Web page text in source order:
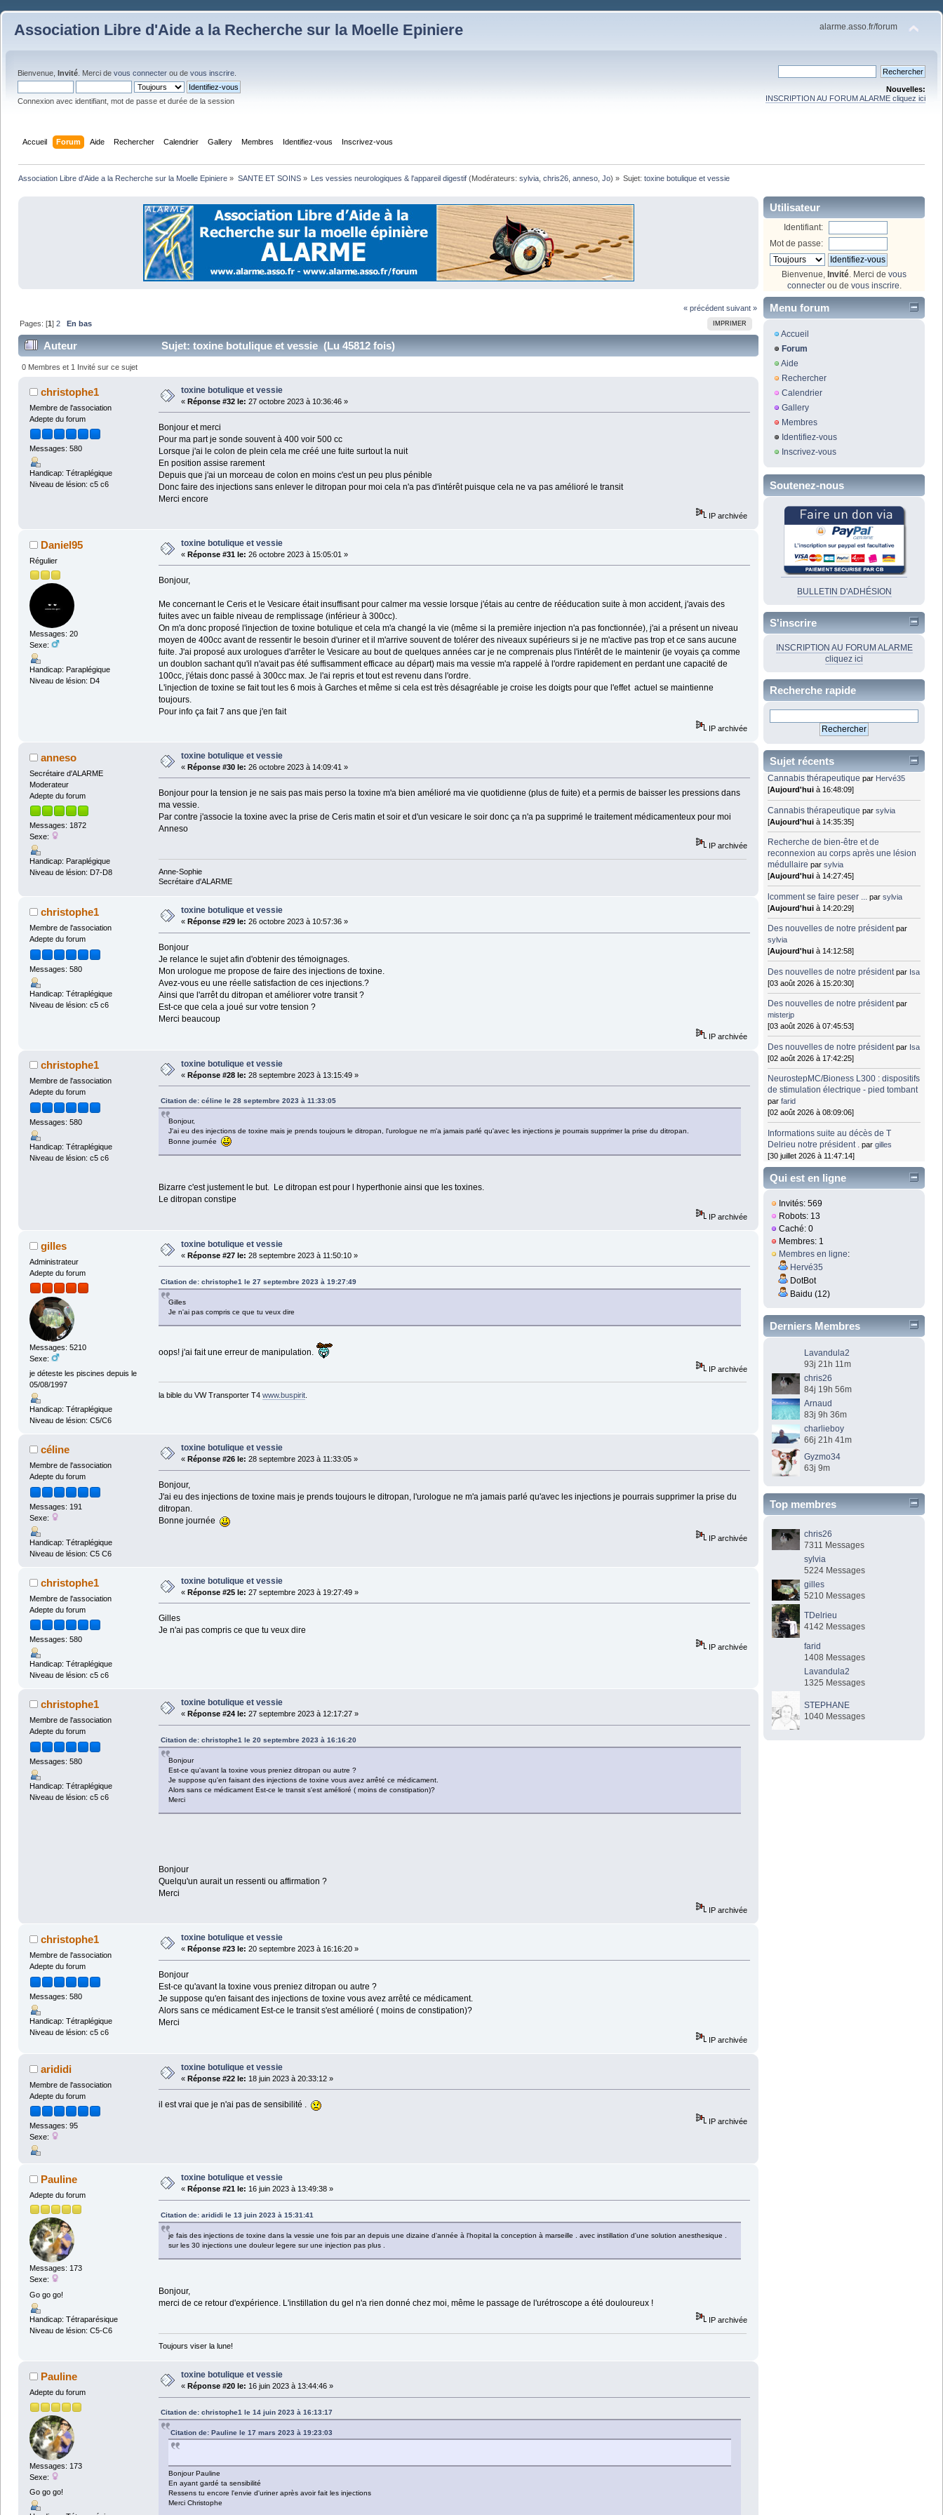
Association Libre d'Aide a la Recherche sur la Moelle Epiniere alarme.asso.fr/forum
Bienvenue, Invité . Merci de vous connecter ou de vous inscrire
Connexion avec identifiant, mot de passe et durée de la session
Nouvelles:
INSCRIPTION AU FORUM ALARME cliquez ici
Accueil Forum Aide Rechercher Calendrier Gallery Membres Identifiez-vous Inscrivez-vous
Association Libre d'Aide a la Recherche sur la Moelle Epiniere » SANTE ET SOINS» Les vessies neurologiques & l'appareil digestif(Modérateurs: sylvia, chris26, anneso, Jo) » Sujet:toxine botulique et vessie
« précédent suivant »
IMPRIMER
Pages: [1]2 En bas
Auteur Sujet: toxine botulique et vessie (Lu 45812 fois)
0 Membres et 1 Invité sur ce sujet
christophe1
Membre de l'association
Adepte du forum
Messages: 580
Handicap: Tétraplégique
Niveau de lésion: c5 c6
toxine botulique et vessie
« Réponse #32 le: 27 octobre 2023 à 10:36:46 »
Bonjour et merci
Pour ma part je sonde souvent à 400 voir 500 cc
Lorsque j'ai le colon de plein cela me créé une fuite surtout la nuit
En position assise rarement
Depuis que j'ai un morceau de colon en moins c'est un peu plus pénible
Donc faire des injections sans enlever le ditropan pour moi cela n'a pas d'intérêt puisque cela ne va pas amélioré le transit
Merci encore
IP archivée
Daniel95
Régulier
Messages: 20
Sexe:
Handicap: Paraplégique
Niveau de lésion: D4
toxine botulique et vessie
« Réponse #31 le: 26 octobre 2023 à 15:05:01 »
Bonjour,
Me concernant le Ceris et le Vesicare était insuffisant pour calmer ma vessie lorsque j'étais au centre de rééducation suite à mon accident, j'avais des
fuites avec un faible niveau de remplissage (inférieur à 300cc).
On m'a donc proposé l'injection de toxine botulique et cela m'a changé la vie (même si la première injection n'a pas fonctionnée), j'ai a présent un niveau
moyen de 400cc avant de ressentir le besoin d'uriner et il m'arrive souvent de tolérer des niveaux supérieurs si je ne m'active pas trop et ce sans aucune
fuite. J'ai proposé aux urologues d'arrêter le Vesicare au bout de quelques années car je ne comprenais plus l'intérêt de le maintenir (je voyais ça comme
un doublon sachant qu'il n'avait pas été suffisamment efficace au départ) mais ma vessie m'a rappelé à l'ordre rapidement en perdant une capacité de
100cc, j'étais donc passé à 300cc max. Je l'ai repris et tout est revenu dans l'ordre.
L'injection de toxine se fait tout les 6 mois à Garches et même si cela est très désagréable je croise les doigts pour que l'effet actuel se maintienne
toujours.
Pour info ça fait 7 ans que j'en fait
IP archivée
anneso
Secrétaire d'ALARME
Moderateur
Adepte du forum
Messages: 1872
Sexe:
Handicap: Paraplégique
Niveau de lésion: D7-D8
toxine botulique et vessie
« Réponse #30 le: 26 octobre 2023 à 14:09:41 »
Bonjour pour la tension je ne sais pas mais perso la toxine m'a bien amélioré ma vie quotidienne (plus de fuite) et a permis de baisser les pressions dans
ma vessie.
Par contre j'associe la toxine avec la prise de Ceris matin et soir et d'un vesicare le soir donc ça n'a pa supprimé le traitement médicamenteux pour moi
Anneso
IP archivée
Anne-Sophie
Secrétaire d'ALARME
christophe1
Membre de l'association
Adepte du forum
Messages: 580
Handicap: Tétraplégique
Niveau de lésion: c5 c6
toxine botulique et vessie
« Réponse #29 le: 26 octobre 2023 à 10:57:36 »
Bonjour
Je relance le sujet afin d'obtenir des témoignages.
Mon urologue me propose de faire des injections de toxine.
Avez-vous eu une réelle satisfaction de ces injections.?
Ainsi que l'arrêt du ditropan et améliorer votre transit ?
Est-ce que cela a joué sur votre tension ?
Merci beaucoup
IP archivée
christophe1
Membre de l'association
Adepte du forum
Messages: 580
Handicap: Tétraplégique
Niveau de lésion: c5 c6
toxine botulique et vessie
« Réponse #28 le: 28 septembre 2023 à 13:15:49 »
Citation de: céline le 28 septembre 2023 à 11:33:05
Bonjour,
J'ai eu des injections de toxine mais je prends toujours le ditropan, l'urologue ne m'a jamais parlé qu'avec les injections je pourrais supprimer la prise du ditropan.
Bonne journée
Bizarre c'est justement le but. Le ditropan est pour l hyperthonie ainsi que les toxines.
Le ditropan constipe
IP archivée
gilles
Administrateur
Adepte du forum
Messages: 5210
Sexe:
je déteste les piscines depuis le
05/08/1997
Handicap: Tétraplégique
Niveau de lésion: C5/C6
toxine botulique et vessie
« Réponse #27 le: 28 septembre 2023 à 11:50:10 »
Citation de: christophe1 le 27 septembre 2023 à 19:27:49
Gilles
Je n'ai pas compris ce que tu veux dire
oops! j'ai fait une erreur de manipulation.
IP archivée
la bible du VW Transporter T4 www.buspirit.
céline
Membre de l'association
Adepte du forum
Messages: 191
Sexe:
Handicap: Tétraplégique
Niveau de lésion: C5 C6
toxine botulique et vessie
« Réponse #26 le: 28 septembre 2023 à 11:33:05 »
Bonjour,
J'ai eu des injections de toxine mais je prends toujours le ditropan, l'urologue ne m'a jamais parlé qu'avec les injections je pourrais supprimer la prise du
ditropan.
Bonne journée
IP archivée
christophe1
Membre de l'association
Adepte du forum
Messages: 580
Handicap: Tétraplégique
Niveau de lésion: c5 c6
toxine botulique et vessie
« Réponse #25 le: 27 septembre 2023 à 19:27:49 »
Gilles
Je n'ai pas compris ce que tu veux dire
IP archivée
christophe1
Membre de l'association
Adepte du forum
Messages: 580
Handicap: Tétraplégique
Niveau de lésion: c5 c6
toxine botulique et vessie
« Réponse #24 le: 27 septembre 2023 à 12:17:27 »
Citation de: christophe1 le 20 septembre 2023 à 16:16:20
Bonjour
Est-ce qu'avant la toxine vous preniez ditropan ou autre ?
Je suppose qu'en faisant des injections de toxine vous avez arrêté ce médicament.
Alors sans ce médicament Est-ce le transit s'est amélioré ( moins de constipation)?
Merci
Bonjour
Quelqu'un aurait un ressenti ou affirmation ?
Merci
IP archivée
christophe1
Membre de l'association
Adepte du forum
Messages: 580
Handicap: Tétraplégique
Niveau de lésion: c5 c6
toxine botulique et vessie
« Réponse #23 le: 20 septembre 2023 à 16:16:20 »
Bonjour
Est-ce qu'avant la toxine vous preniez ditropan ou autre ?
Je suppose qu'en faisant des injections de toxine vous avez arrêté ce médicament.
Alors sans ce médicament Est-ce le transit s'est amélioré ( moins de constipation)?
Merci
IP archivée
arididi
Membre de l'association
Adepte du forum
Messages: 95
Sexe:
toxine botulique et vessie
« Réponse #22 le: 18 juin 2023 à 20:33:12 »
il est vrai que je n'ai pas de sensibilité .
IP archivée
Pauline
Adepte du forum
Messages: 173
Sexe:
Go go go!
Handicap: Tétraparésique
Niveau de lésion: C5-C6
toxine botulique et vessie
« Réponse #21 le: 16 juin 2023 à 13:49:38 »
Citation de: arididi le 13 juin 2023 à 15:31:41
je fais des injections de toxine dans la vessie une fois par an depuis une dizaine d'année à l'hopital la conception à marseille . avec instillation d'une solution anesthesique .
sur les 30 injections une douleur legere sur une injection pas plus .
Bonjour,
merci de ce retour d'expérience. L'instillation du gel n'a rien donné chez moi, même le passage de l'urétroscope a été douloureux !
IP archivée
Toujours viser la lune!
Pauline
Adepte du forum
Messages: 173
Sexe:
Go go go!
toxine botulique et vessie
« Réponse #20 le: 16 juin 2023 à 13:44:46 »
Citation de: christophe1 le 14 juin 2023 à 16:13:17
Citation de: Pauline le 17 mars 2023 à 19:23:03
Bonjour Pauline
En ayant gardé ta sensibilité
Ressens tu encore l'envie d'uriner après avoir fait les injections
Merci Christophe
Utilisateur
Identifiant:
Mot de passe:
Bienvenue, Invité . Merci de vous
connecterou de vous inscrire
Menu forum
Accueil
Forum
Aide
Rechercher
Calendrier
Gallery
Membres
Identifiez-vous
Inscrivez-vous
Soutenez-nous
BULLETIN D'ADHÉSION
S'inscrire
INSCRIPTION AU FORUM ALARME
cliquez ici
Recherche rapide
Sujet récents
Cannabis thérapeutique par Hervé35
[Aujourd'hui à 16:48:09]
Cannabis thérapeutique parsylvia
[Aujourd'hui à 14:35:35]
Recherche de bien-être et de
reconnexion au corps après une lésion
médullaire parsylvia
[Aujourd'hui à 14:27:45]
lcomment se faire peser ... parsylvia
[Aujourd'hui à 14:20:29]
Des nouvelles de notre président par
sylvia
[Aujourd'hui à 14:12:58]
Des nouvelles de notre président par Isa
[03 août 2026 à 15:20:30]
Des nouvelles de notre président par
misterjp
[03 août 2026 à 07:45:53]
Des nouvelles de notre président par Isa
[02 août 2026 à 17:42:25]
NeurostepMC/Bioness L300 : dispositifs
de stimulation électrique - pied tombant
parfarid
[02 août 2026 à 08:09:06]
Informations suite au décès de T
Delrieu notre président .
pargilles
[30 juillet 2026 à 11:47:14]
Qui est en ligne
Invités: 569
Robots: 13
Caché: 0
Membres: 1
Membres en ligne:
Hervé35
DotBot
Baidu (12)
Derniers Membres
Lavandula2
93j 21h 11m
chris26
84j 19h 56m
Arnaud
83j 9h 36m
charlieboy
66j 21h 41m
Gyzmo34
63j 9m
Top membres
chris26
7311 Messages
sylvia
5224 Messages
gilles
5210 Messages
TDelrieu
4142 Messages
farid
1408 Messages
Lavandula2
1325 Messages
STEPHANE
1040 Messages